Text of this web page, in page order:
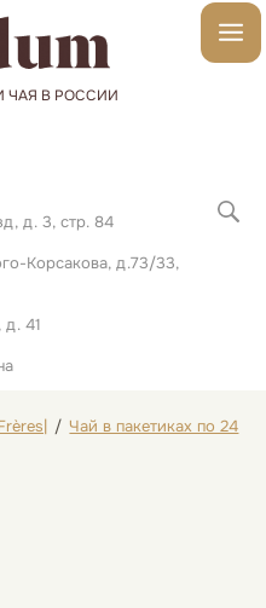
ЧАЯ В РОССИИ
д. 3, стр. 84
Корсакова, д.73/33,
д. 41
/ Чай в пакетиках по 24